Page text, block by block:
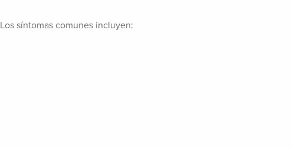
síntomas comunes incluyen: